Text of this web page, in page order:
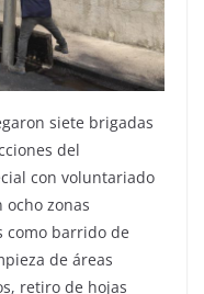
siete brigadas
del
con voluntariado
ocho zonas
como barrido de
de áreas
retiro de hojas